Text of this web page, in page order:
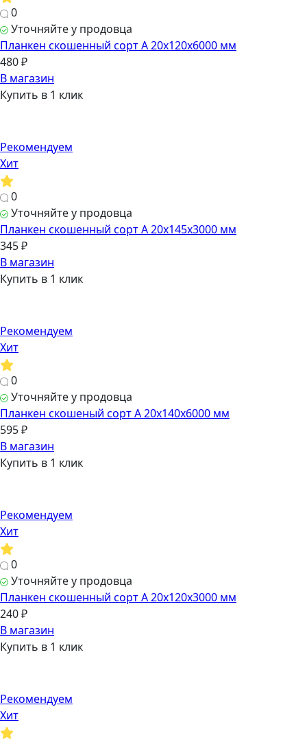
0
Уточняйте у продовца
Планкен скошенный сорт А 20х120х6000 мм
480 ₽
В магазин
Купить в 1 клик
Рекомендуем
Хит
0
Уточняйте у продовца
Планкен скошенный сорт А 20х145х3000 мм
345 ₽
В магазин
Купить в 1 клик
Рекомендуем
Хит
0
Уточняйте у продовца
Планкен скошеный сорт А 20х140х6000 мм
595 ₽
В магазин
Купить в 1 клик
Рекомендуем
Хит
0
Уточняйте у продовца
Планкен скошенный сорт А 20х120х3000 мм
240 ₽
В магазин
Купить в 1 клик
Рекомендуем
Хит